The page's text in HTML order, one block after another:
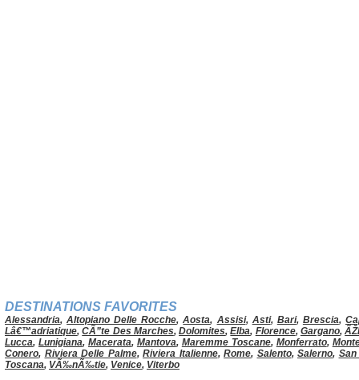
DESTINATIONS FAVORITES
Alessandria,Altopiano Delle Rocche,Aosta, Assisi, Asti, Bari, Brescia,
Lâ€™adriatique,CÃ”te Des Marches,Dolomites,Elba, Florence, Gargano,
Lucca, Lunigiana, Macerata, Mantova, Maremme Toscane, Monferrato,
Conero, Riviera Delle Palme, Riviera Italienne, Rome, Salento, Salerno, San
Toscana, VÃ‰nÃ‰tie, Venice, Viterbo